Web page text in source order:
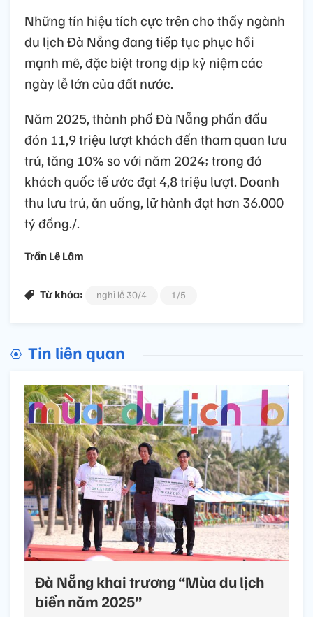
Những tín hiệu tích cực trên cho thấy ngành
du lịch Đà Nẵng đang tiếp tục phục hồi
mạnh mẽ, đặc biệt trong dịp kỷ niệm các
ngày lễ lớn của đất nước.
Năm 2025, thành phố Đà Nẵng phấn đấu
đón 11,9 triệu lượt khách đến tham quan lưu
trú, tăng 10% so với năm 2024; trong đó
khách quốc tế ước đạt 4,8 triệu lượt. Doanh
thu lưu trú, ăn uống, lữ hành đạt hơn 36.000
tỷ đồng./.
Trần Lê Lâm
Từ khóa: nghỉ lễ 30/4 1/5
Tin liên quan
Đà Nẵng khai trương “Mùa du lịch
biển năm 2025”